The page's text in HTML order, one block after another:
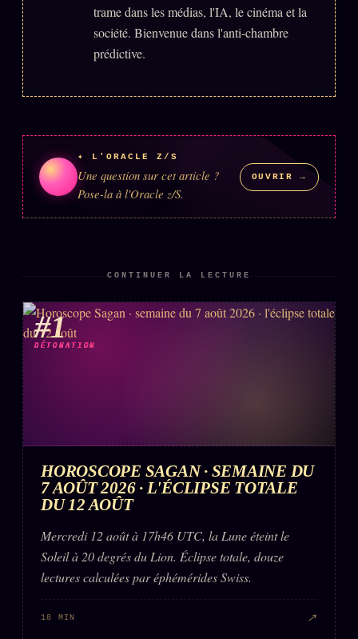
trame dans les médias, l'IA, le cinéma et la
société. Bienvenue dans l'anti-chambre
prédictive.
✦ L'ORACLE Z/S
Une question sur cet article ?
Pose-la à l'Oracle z/S.
OUVRIR →
CONTINUER LA LECTURE
#1
DÉTONATION
HOROSCOPE SAGAN · SEMAINE DU
7 AOÛT 2026 · L'ÉCLIPSE TOTALE
DU 12 AOÛT
Mercredi 12 août à 17h46 UTC, la Lune éteint le
Soleil à 20 degrés du Lion. Éclipse totale, douze
lectures calculées par éphémérides Swiss.
18 MIN ↗